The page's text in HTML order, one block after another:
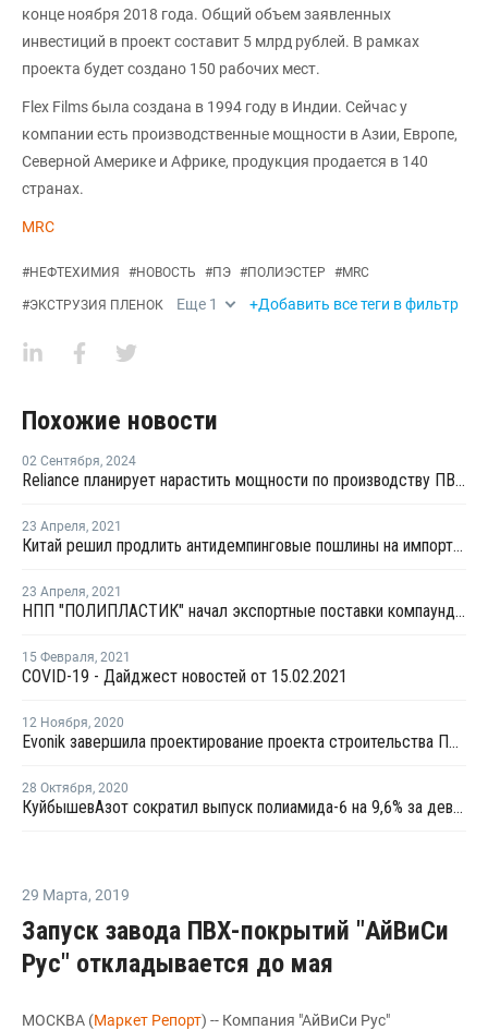
конце ноября 2018 года. Общий объем заявленных
инвестиций в проект составит 5 млрд рублей. В рамках
проекта будет создано 150 рабочих мест.
Flex Films была создана в 1994 году в Индии. Сейчас у
компании есть производственные мощности в Азии, Европе,
Северной Америке и Африке, продукция продается в 140
странах.
MRC
#НЕФТЕХИМИЯ #НОВОСТЬ #ПЭ #ПОЛИЭСТЕР #MRC
#ЭКСТРУЗИЯ ПЛЕНОК Еще 1 +Добавить все теги в фильтр
Похожие новости
02 Сентября, 2024
Reliance планирует нарастить мощности по производству ПВХ на двух площадках
23 Апреля, 2021
Китай решил продлить антидемпинговые пошлины на импорт ПА6 из США, ЕС, России и региона Тайваня
23 Апреля, 2021
НПП "ПОЛИПЛАСТИК" начал экспортные поставки компаундов в Польшу
15 Февраля, 2021
COVID-19 - Дайджест новостей от 15.02.2021
12 Ноября, 2020
Evonik завершила проектирование проекта строительства ПА 12 в Германии
28 Октября, 2020
КуйбышевАзот сократил выпуск полиамида-6 на 9,6% за девять месяцев
29 Марта, 2019
Запуск завода ПВХ-покрытий "АйВиСи
Рус" откладывается до мая
МОСКВА (Маркет Репорт) -- Компания "АйВиСи Рус"